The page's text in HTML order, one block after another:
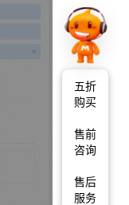
五折
购买
售前
咨询
售后
服务